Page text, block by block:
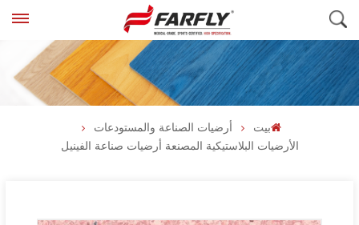
بيت
أرضيات الصناعة والمستودعات
الأرضيات البلاستيكية المصنعة أرضيات صناعة الفينيل